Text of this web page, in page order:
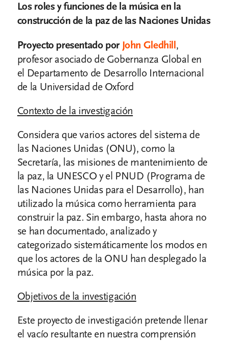
Los roles y funciones de la música en la
construcción de la paz de las Naciones Unidas
Proyecto presentado por John Gledhill,
profesor asociado de Gobernanza Global en
el Departamento de Desarrollo Internacional
de la Universidad de Oxford
Contexto de la investigación
Considera que varios actores del sistema de
las Naciones Unidas (ONU), como la
Secretaría, las misiones de mantenimiento de
la paz, la UNESCO y el PNUD (Programa de
las Naciones Unidas para el Desarrollo), han
utilizado la música como herramienta para
construir la paz. Sin embargo, hasta ahora no
se han documentado, analizado y
categorizado sistemáticamente los modos en
que los actores de la ONU han desplegado la
música por la paz.
Objetivos de la investigación
Este proyecto de investigación pretende llenar
el vacío resultante en nuestra comprensión